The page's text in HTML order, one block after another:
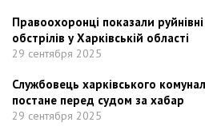
Правоохоронці показали
обстрілів у Харківській області
29 сентября 2025
Службовець харківського
постане перед судом за хабар
29 сентября 2025